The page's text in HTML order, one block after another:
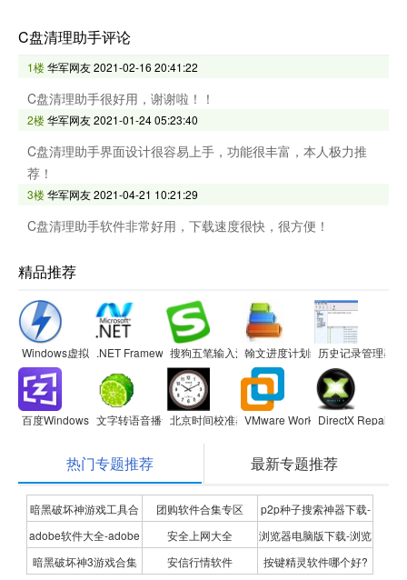
C盘清理助手评论
1楼华军网友2021-02-16 20:41:22
C盘清理助手很好用，谢谢啦！！
2楼华军网友2021-01-24 05:23:40
C盘清理助手界面设计很容易上手，功能很丰富，本人极力推
荐！
3楼华军网友2021-04-21 10:21:29
C盘清理助手软件非常好用，下载速度很快，很方便！
精品推荐
Windows虚拟光驱(Daemon Tools Lite)
.NET Framework搜狗五笔输入法翰文进度计划编制系统历史记录管理器
百度Windows10直通车文字转语音播音系统北京时间校准器VMware WorkstationDirectX Repair
热门专题推荐 最新专题推荐
暗黑破坏神游戏工具合
集
团购软件合集专区
p2p种子搜索神器下载-
P2P种子搜索神器专题
adobe软件大全-adobe
全系列软件下载-adobe
安全上网大全
浏览器电脑版下载-浏览
器下载合集
暗黑破坏神3游戏合集 安信行情软件 按键精灵软件哪个好?